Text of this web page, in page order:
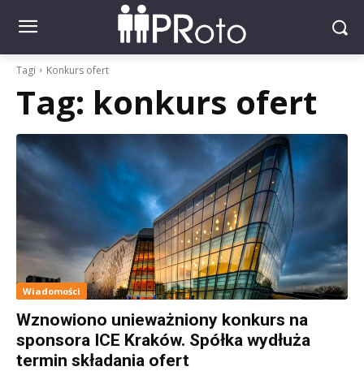
Tagi Konkurs ofert
Tag: konkurs ofert
Wiadomości
Wznowiono unieważniony konkurs na
sponsora ICE Kraków. Spółka wydłuża
termin składania ofert